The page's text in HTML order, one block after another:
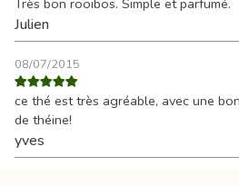
Julien
08/07/2015
ce thé est très agréable, avec une
de théine!
yves